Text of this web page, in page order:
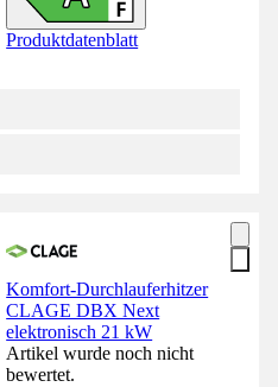
Produktdatenblatt
Komfort-Durchlauferhitzer
CLAGE DBX Next
elektronisch 21 kW
Artikel wurde noch nicht
bewertet.